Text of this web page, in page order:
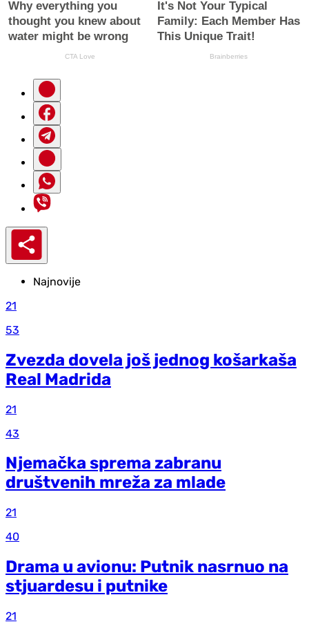
Najnovije
21
53
Zvezda dovela još jednog košarkaša
Real Madrida
21
43
Njemačka sprema zabranu
društvenih mreža za mlade
21
40
Drama u avionu: Putnik nasrnuo na
stjuardesu i putnike
21